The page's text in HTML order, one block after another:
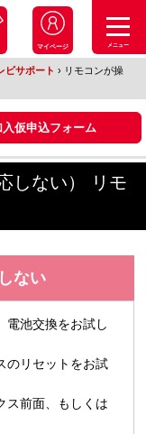
マイページ メニュー
ビサポート ›リモコンが操
入仮申込フォーム
しない） リモ
ない
電池交換をお試し
のリセットをお試
ス前面、もしくは